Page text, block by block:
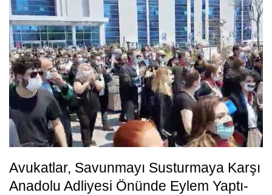
Avukatlar, Savunmayı Susturmaya Karşı
Anadolu Adliyesi Önünde Eylem Yaptı-